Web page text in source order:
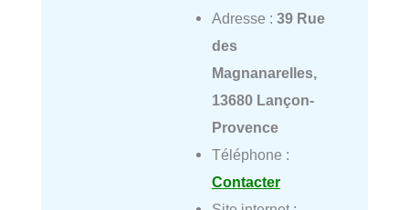
Adresse : 39 Rue
des
Magnanarelles,
13680 Lançon-
Provence
Téléphone :
Contacter